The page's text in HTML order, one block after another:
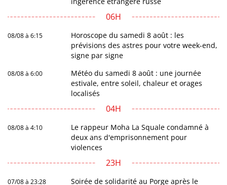
06H
08/08 à 6:15
Horoscope du samedi 8 août : les
prévisions des astres pour votre week-end,
signe par signe
08/08 à 6:00
Météo du samedi 8 août : une journée
estivale, entre soleil, chaleur et orages
localisés
04H
08/08 à 4:10
Le rappeur Moha La Squale condamné à
deux ans d'emprisonnement pour
violences
23H
07/08 à 23:28
Soirée de solidarité au Porge après le